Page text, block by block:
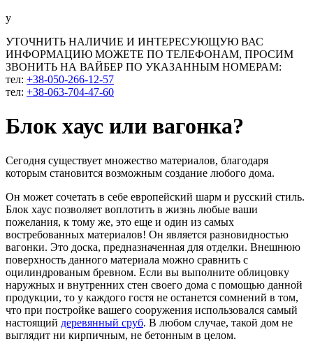
у
УТОЧНИТЬ НАЛИЧИЕ И ИНТЕРЕСУЮЩУЮ ВАС
ИНФОРМАЦИЮ МОЖЕТЕ ПО ТЕЛЕФОНАМ, ПРОСИМ
ЗВОНИТЬ НА ВАЙБЕР ПО УКАЗАННЫМ НОМЕРАМ:
тел: +38-050-266-12-57
тел: +38-063-704-47-60
Блок хаус или вагонка?
Сегодня существует множество материалов, благодаря
которым становится возможным создание любого дома.
Он может сочетать в себе европейский шарм и русский стиль.
Блок хаус позволяет воплотить в жизнь любые ваши
пожелания, к тому же, это еще и один из самых
востребованных материалов! Он является разновидностью
вагонки. Это доска, предназначенная для отделки. Внешнюю
поверхность данного материала можно сравнить с
оцилиндрованым бревном. Если вы выполните облицовку
наружных и внутренних стен своего дома с помощью данной
продукции, то у каждого гостя не останется сомнений в том,
что при постройке вашего сооружения использовался самый
настоящий деревянный сруб. В любом случае, такой дом не
выглядит ни кирпичным, не бетонным в целом.